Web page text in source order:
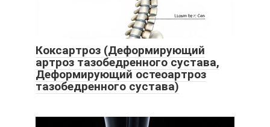
Коксартроз (Деформирующий
артроз тазобедренного сустава,
Деформирующий остеоартроз
тазобедренного сустава)